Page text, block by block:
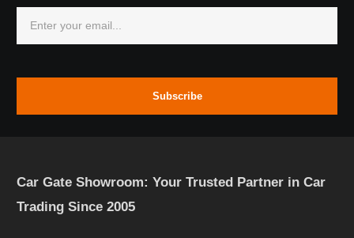
Subscribe
Car Gate Showroom: Your Trusted Partner in Car
Trading Since 2005